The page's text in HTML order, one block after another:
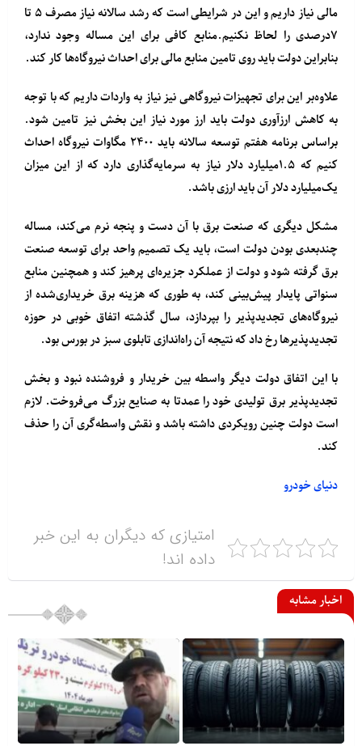
مالی نیاز داریم و این در شرایطی است که رشد سالانه نیاز مصرف ۵ تا
۷درصدی را لحاظ نکنیم.منابع کافی برای این مساله وجود ندارد،
بنابراین دولت باید روی تامین منابع مالی برای احداث نیروگاه‌ها کار کند.
علاوه‌بر این برای تجهیزات نیروگاهی نیز نیاز به واردات داریم که با توجه
به کاهش ارزآوری دولت باید ارز مورد نیاز این بخش نیز تامین شود.
براساس برنامه هفتم توسعه سالانه باید ۲۴۰۰ مگاوات نیروگاه احداث
کنیم که ۱.۵میلیارد دلار نیاز به سرمایه‌گذاری دارد که از این میزان
یک‌میلیارد دلار آن باید ارزی باشد.
مشکل دیگری که صنعت برق با آن دست و پنجه نرم می‌کند، مساله
چندبعدی بودن دولت است، باید یک تصمیم واحد برای توسعه صنعت
برق گرفته شود و دولت از عملکرد جزیره‌ای پرهیز کند و همچنین منابع
سنواتی پایدار پیش‌بینی کند، به طوری که هزینه برق خریداری‌شده از
نیروگاه‌های تجدیدپذیر را بپردازد، سال گذشته اتفاق خوبی در حوزه
تجدیدپذیرها رخ داد که نتیجه آن راه‌اندازی تابلوی سبز در بورس بود.
با این اتفاق دولت دیگر واسطه بین خریدار و فروشنده نبود و بخش
تجدیدپذیر برق تولیدی خود را عمدتا به صنایع بزرگ می‌فروخت. لازم
است دولت چنین رویکردی داشته باشد و نقش واسطه‌گری آن را حذف
کند.
دنیای خودرو
امتیازی که دیگران به این خبر
داده اند!
اخبار مشابه